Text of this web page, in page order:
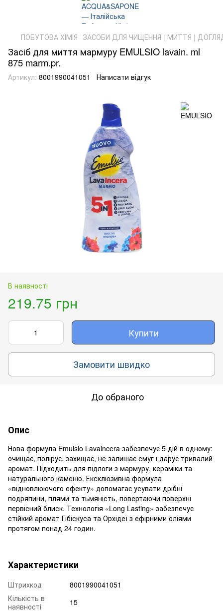
ПОБУТОВА ХІМІЯ ЗАСОБИ ДЛЯ ЧИЩЕННЯ | МИТТЯ |
Засіб для миття мармуру EMULSIO lavain. ml
875 marm.pr.
Артикул: 8001990041051 Написати відгук
В наявності
219.75 грн
Купити
Замовити швидко
До обраного
Опис
Нова формула Emulsio Lavaincera забезпечує 5 дій в одному:
очищає, полірує, захищає, не залишає смуг і дарує тривалий
аромат. Підходить для підлоги з мармуру, кераміки та
натурального каменю. Ексклюзивна формула
«відновлюючого ефекту» допомагає усувати дрібні
подряпини, плями та тьмяність, повертаючи поверхні
первісний блиск. Технологія «Long Lasting» забезпечує
стійкий аромат Гібіскуса та Орхідеї з ефірними оліями
протягом понад 24 годин.
Характеристики
Штрихкод
8001990041051
Кількість в
наявності
15